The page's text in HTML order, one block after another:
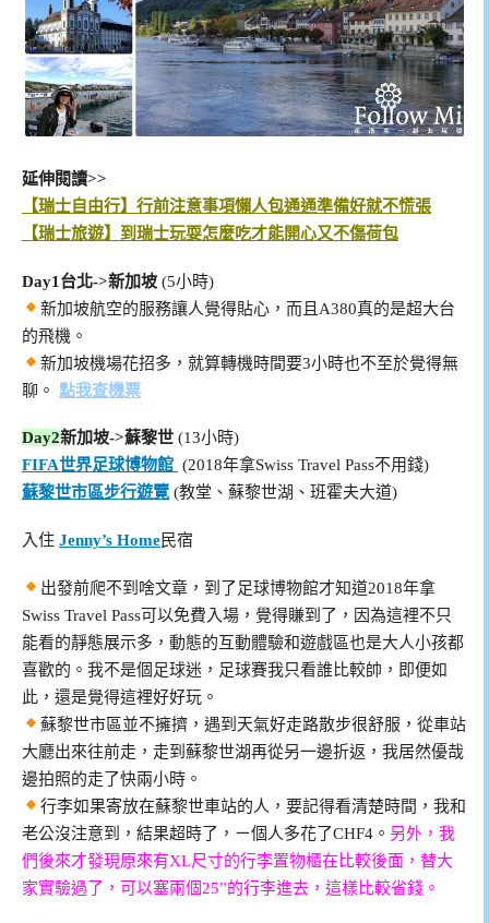
延伸閱讀>>
【瑞士自由行】行前注意事項懶人包通通準備好就不慌張
【瑞士旅遊】到瑞士玩耍怎麼吃才能開心又不傷荷包
Day1 台北->新加坡 (5小時)
新加坡航空的服務讓人覺得貼心，而且A380真的是超大台
的飛機。
新加坡機場花招多，就算轉機時間要3小時也不至於覺得無
聊。
點我查機票
Day2新加坡->蘇黎世 (13小時)
FIFA世界足球博物館 (2018年拿Swiss Travel Pass不用錢)
蘇黎世市區步行遊覽 (教堂、蘇黎世湖、班霍夫大道)
入住 Jenny’s Home民宿
出發前爬不到啥文章，到了足球博物館才知道2018年拿
Swiss Travel Pass可以免費入場，覺得賺到了，因為這裡不只
能看的靜態展示多，動態的互動體驗和遊戲區也是大人小孩都
喜歡的。我不是個足球迷，足球賽我只看誰比較帥，即便如
此，還是覺得這裡好好玩。
蘇黎世市區並不擁擠，遇到天氣好走路散步很舒服，從車站
大廳出來往前走，走到蘇黎世湖再從另一邊折返，我居然優哉
邊拍照的走了快兩小時。
行李如果寄放在蘇黎世車站的人，要記得看清楚時間，我和
老公沒注意到，結果超時了，ㄧ個人多花了CHF4。 另外，我
們後來才發現原來有XL尺寸的行李置物櫃在比較後面，替大
家實驗過了，可以塞兩個25”的行李進去，這樣比較省錢。